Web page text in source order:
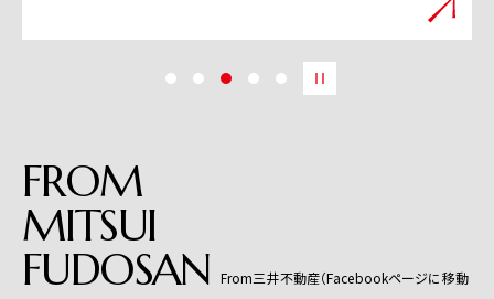
FROM
MITSUI
FUDOSAN From三井不動産（Facebookページに移動